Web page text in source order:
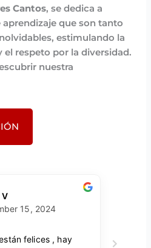
Cantos, se dedica a
que son tanto
estimulando la
respeto por la diversidad.
nuestra